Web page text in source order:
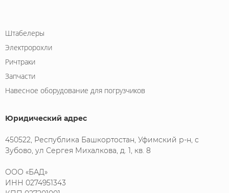
Штабелеры
Электророхли
Ричтраки
Запчасти
Навесное оборудование для погрузчиков
Юридический адрес
450522, Республика Башкортостан, Уфимский р-н, с
Зубово, ул Сергея Михалкова, д. 1, кв. 8
ООО «БАД»
ИНН 0274951343